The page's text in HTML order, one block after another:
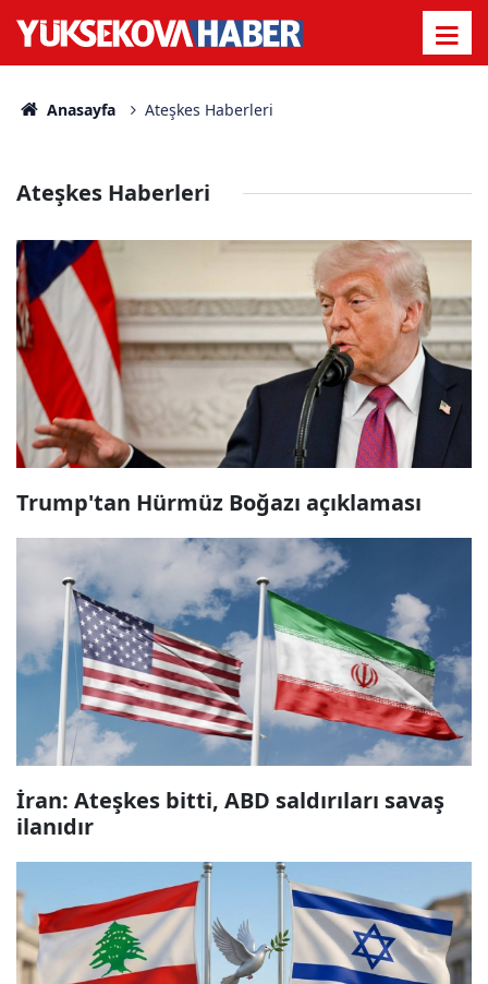
Anasayfa Ateşkes Haberleri
Ateşkes Haberleri
Trump'tan Hürmüz Boğazı açıklaması
İran: Ateşkes bitti, ABD saldırıları savaş
ilanıdır